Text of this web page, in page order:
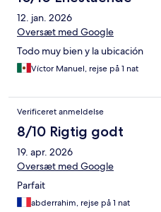
12. jan. 2026
Oversæt med Google
Todo muy bien y la ubicación
Víctor Manuel, rejse på 1 nat
Verificeret anmeldelse
8/10 Rigtig godt
19. apr. 2026
Oversæt med Google
Parfait
abderrahim, rejse på 1 nat